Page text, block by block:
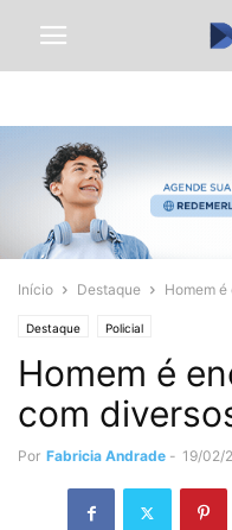
Início Destaque Homem
Destaque Policial
Homem é
com
Por Fabricia Andrade - 19/02/